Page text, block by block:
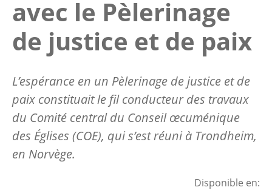
avec le Pèlerinage
de justice et de paix
L’espérance en un Pèlerinage de justice et de
paix constituait le fil conducteur des travaux
du Comité central du Conseil œcuménique
des Églises (COE), qui s’est réuni à Trondheim,
en Norvège.
Disponible en: